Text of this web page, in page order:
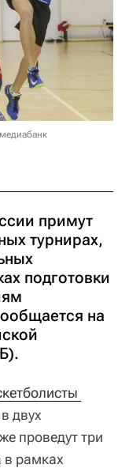
примут
турнирах,
подготовки
на
двух
проведут три
в рамках